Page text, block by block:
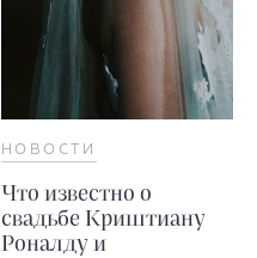
НОВОСТИ
Что известно о
свадьбе Криштиану
Роналду и